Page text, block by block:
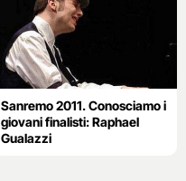
Sanremo 2011. Conosciamo i
giovani finalisti: Raphael
Gualazzi